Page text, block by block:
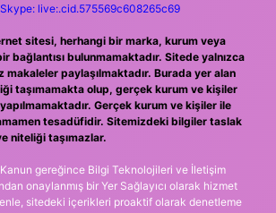
Skype: live:.cid.575569c608265c69
sitesi, herhangi bir marka, kurum veya
bağlantısı bulunmamaktadır. Sitede yalnızca
makaleler paylaşılmaktadır. Burada yer alan
taşımamakta olup, gerçek kurum ve kişiler
Gerçek kurum ve kişiler ile
tesadüfidir. Sitemizdeki bilgiler taslak
niteliği taşımazlar.
Kanun gereğince Bilgi Teknolojileri ve İletişim
onaylanmış bir Yer Sağlayıcı olarak hizmet
sitedeki içerikleri proaktif olarak denetleme